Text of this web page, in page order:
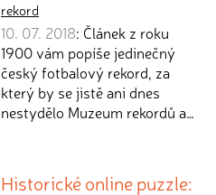
rekord
10. 07. 2018: Článek z roku
1900 vám popíše jedinečný
český fotbalový rekord, za
který by se jistě ani dnes
nestydělo Muzeum rekordů a…
Historické online puzzle: